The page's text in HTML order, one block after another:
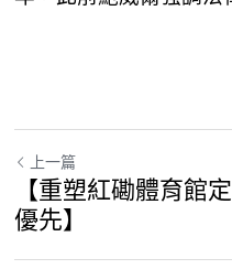
上一篇
【重塑紅磡體育館
優先】